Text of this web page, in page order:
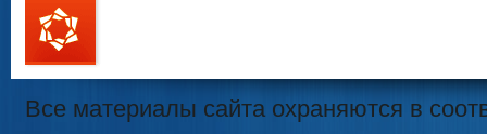
111
Все материалы сайта охраняются в